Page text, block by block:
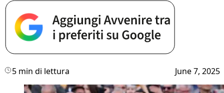
5 min di lettura June 7, 2025